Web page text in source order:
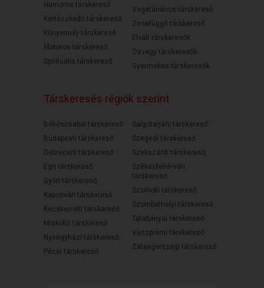
Humoros társkereső
Kertészkedő társkereső
Könyvmoly társkereső
Motoros társkereső
Spirituális társkereső
Vegetáriánus társkereső
Zenefüggő társkereső
Elvált társkeresők
Özvegy társkeresők
Gyermekes társkeresők
Társkeresés régiók szerint
Békéscsabai társkereső
Budapesti társkereső
Debreceni társkereső
Egri társkereső
Győri társkereső
Kaposvári társkereső
Kecskeméti társkereső
Miskolci társkereső
Nyíregyházi társkereső
Pécsi társkereső
Salgótarjáni társkereső
Szegedi társkereső
Szekszárdi társkereső
Székesfehérvári
társkereső
Szolnoki társkereső
Szombathelyi társkereső
Tatabányai társkereső
Veszprémi társkereső
Zalaegerszegi társkereső